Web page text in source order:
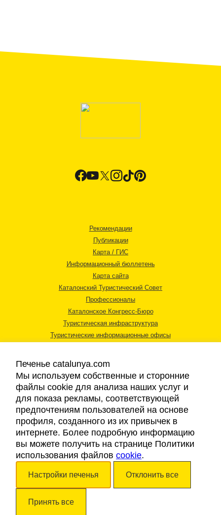
Рекомендации
Публикации
Карта / ГИС
Информационный бюллетень
Карта сайта
Каталонский Туристический Совет
Профессионалы
Каталонское Конгресс-Бюро
Туристическая инфраструктура
Туристические информационные офисы
Правовая информация
Cookies
Доступность
Авторские права © 2026. Каталонский Туристический Совет. Все права
Печенье catalunya.com
Мы используем собственные и сторонние
файлы cookie для анализа наших услуг и
для показа рекламы, соответствующей
предпочтениям пользователей на основе
профиля, созданного из их привычек в
интернете. Более подробную информацию
вы можете получить на странице Политики
использования файлов cookie.
Настройки печенья Отклонить все
Принять все